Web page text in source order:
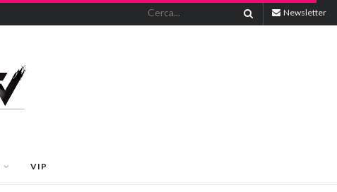
Newsletter
VIP